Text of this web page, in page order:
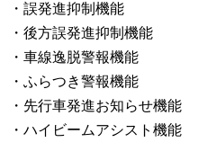
・誤発進抑制機能
・後方誤発進抑制機能
・車線逸脱警報機能
・ふらつき警報機能
・先行車発進お知らせ機能
・ハイビームアシスト機能